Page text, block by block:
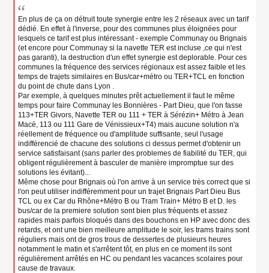
En plus de ça on détruit toute synergie entre les 2 réseaux avec un tarif
dédié. En effet à l'inverse, pour des communes plus éloignées pour
lesquels ce tarif est plus intéressant - exemple Communay ou Brignais
(et encore pour Communay si la navette TER est incluse ,ce qui n'est
pas garanti), la destruction d'un effet synergie est deplorable. Pour ces
communes la fréquence des services régionaux est assez faible et les
temps de trajets similaires en Bus/car+métro ou TER+TCL en fonction
du point de chute dans Lyon .
Par exemple, à quelques minutes prêt actuellement il faut le même
temps pour faire Communay les Bonnières - Part Dieu, que l'on fasse
113+TER Givors, Navette TER ou 111 + TER à Sérézin+ Métro à Jean
Macé, 113 ou 111 Gare de Vénissieux+T4) mais aucune solution n'a
réellement de fréquence ou d'amplitude suffisante, seul l'usage
indifférencié de chacune des solutions ci dessus permet d'obtenir un
service satisfaisant (sans parler des problemes de fiabilité du TER, qui
obligent régulièrement à basculer de manière impromptue sur des
solutions les évitant)...
Même chose pour Brignais où l'on arrive à un service très correct que si
l'on peut utiliser indifféremment pour un trajet Brignais Part Dieu Bus
TCL ou ex Car du Rhône+Métro B ou Tram Train+ Métro B et D. les
bus/car de la premiere solution sont bien plus fréquents et assez
rapides mais parfois bloqués dans des bouchons en HP avec donc des
retards, et ont une bien meilleure amplitude le soir, les trams trains sont
réguliers mais ont de gros trous de dessertes de plusieurs heures
notamment le matin et s'arrêtent tôt, en plus en ce moment ils sont
régulièrement arrêtés en HC ou pendant les vacances scolaires pour
cause de travaux.